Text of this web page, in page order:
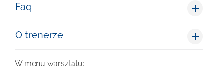
Faq
O trenerze
W menu warsztatu: